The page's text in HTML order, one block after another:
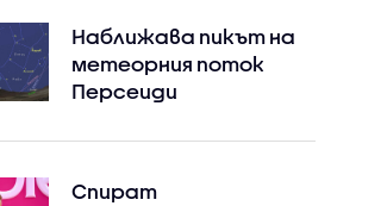
Наближава пикът на
метеорния поток
Персеиди
Спират